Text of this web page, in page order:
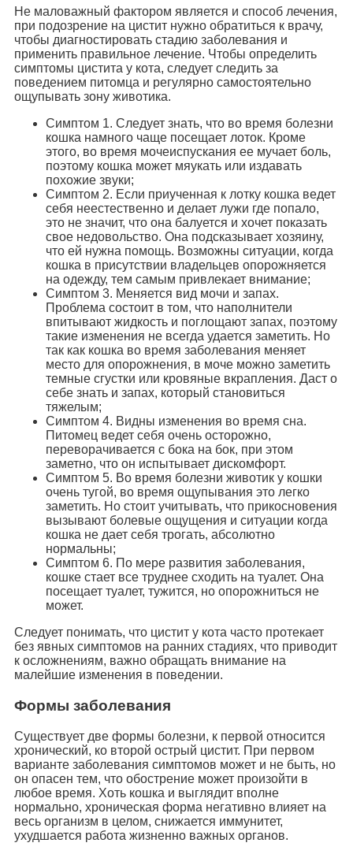
Не маловажный фактором является и способ лечения,
при подозрение на цистит нужно обратиться к врачу,
чтобы диагностировать стадию заболевания и
применить правильное лечение. Чтобы определить
симптомы цистита у кота, следует следить за
поведением питомца и регулярно самостоятельно
ощупывать зону животика.
Симптом 1. Следует знать, что во время болезни
кошка намного чаще посещает лоток. Кроме
этого, во время мочеиспускания ее мучает боль,
поэтому кошка может мяукать или издавать
похожие звуки;
Симптом 2. Если приученная к лотку кошка ведет
себя неестественно и делает лужи где попало,
это не значит, что она балуется и хочет показать
свое недовольство. Она подсказывает хозяину,
что ей нужна помощь. Возможны ситуации, когда
кошка в присутствии владельцев опорожняется
на одежду, тем самым привлекает внимание;
Симптом 3. Меняется вид мочи и запах.
Проблема состоит в том, что наполнители
впитывают жидкость и поглощают запах, поэтому
такие изменения не всегда удается заметить. Но
так как кошка во время заболевания меняет
место для опорожнения, в моче можно заметить
темные сгустки или кровяные вкрапления. Даст о
себе знать и запах, который становиться
тяжелым;
Симптом 4. Видны изменения во время сна.
Питомец ведет себя очень осторожно,
переворачивается с бока на бок, при этом
заметно, что он испытывает дискомфорт.
Симптом 5. Во время болезни животик у кошки
очень тугой, во время ощупывания это легко
заметить. Но стоит учитывать, что прикосновения
вызывают болевые ощущения и ситуации когда
кошка не дает себя трогать, абсолютно
нормальны;
Симптом 6. По мере развития заболевания,
кошке стает все труднее сходить на туалет. Она
посещает туалет, тужится, но опорожниться не
может.
Следует понимать, что цистит у кота часто протекает
без явных симптомов на ранних стадиях, что приводит
к осложнениям, важно обращать внимание на
малейшие изменения в поведении.
Формы заболевания
Существует две формы болезни, к первой относится
хронический, ко второй острый цистит. При первом
варианте заболевания симптомов может и не быть, но
он опасен тем, что обострение может произойти в
любое время. Хоть кошка и выглядит вполне
нормально, хроническая форма негативно влияет на
весь организм в целом, снижается иммунитет,
ухудшается работа жизненно важных органов.